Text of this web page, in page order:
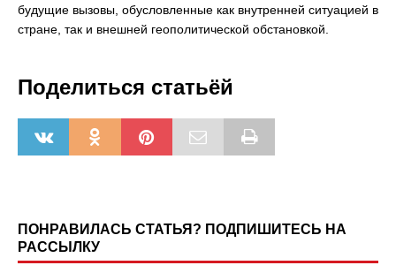
будущие вызовы, обусловленные как внутренней ситуацией в
стране, так и внешней геополитической обстановкой.
Поделиться статьёй
ПОНРАВИЛАСЬ СТАТЬЯ? ПОДПИШИТЕСЬ НА
РАССЫЛКУ